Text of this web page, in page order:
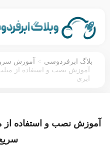
بلاگ ابرفردوسی > آموزش
آموزش نصب و استفاده از
ابری
آموزش نصب و استفاده از